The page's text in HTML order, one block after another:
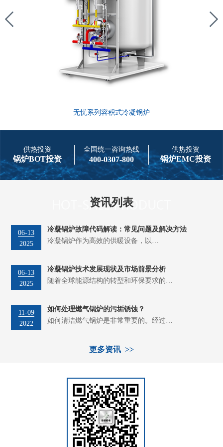
无忧系列容积式冷凝锅炉
供热投资
锅炉BOT投资
全国统一咨询热线
400-0307-800
供热投资
锅炉EMC投资
资讯列表
06-13
2025
冷凝锅炉故障代码解读：常见问题及解决方法
冷凝锅炉作为高效的供暖设备，以…
06-13
2025
冷凝锅炉技术发展现状及市场前景分析
随着全球能源结构的转型和环保要求的…
11-09
2022
如何处理燃气锅炉的污垢锈蚀？
如何清洁燃气锅炉是非常重要的。经过…
更多资讯 >>